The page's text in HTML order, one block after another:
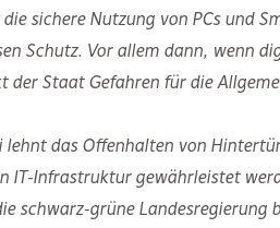
sichere Nutzung von PCs und
Schutz. Vor allem dann, wenn
der Staat Gefahren für die
lehnt das Offenhalten von
IT-Infrastruktur gewährleistet
schwarz-grüne Landesregierung